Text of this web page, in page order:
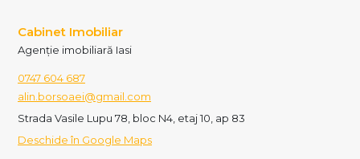
Cabinet Imobiliar
Agenție imobiliară Iasi
0747 604 687
alin.borsoaei@gmail.com
Strada Vasile Lupu 78, bloc N4, etaj 10, ap 83
Deschide în Google Maps